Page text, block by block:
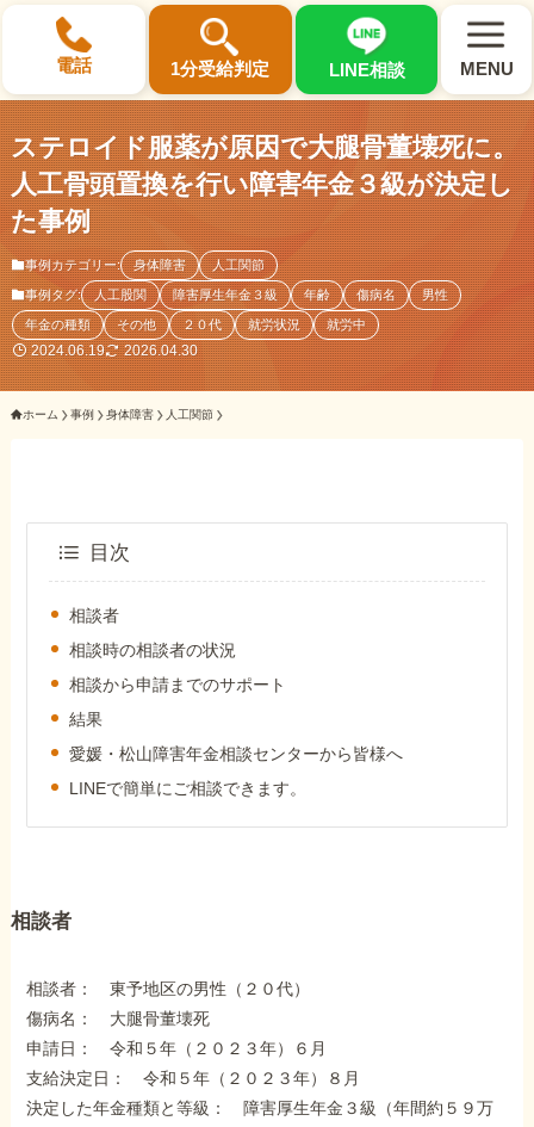
電話 1分受給判定 LINE相談 MENU
×
選ばれる3つの理由
初回相談料0円・受給後報酬型
サポート料金について
県内 No.1 の豊富な知識と経験
ホーム
障害年金の基礎知識
受給事例
Q&A・相談事例
障害年金コラム
ステロイド服薬が原因で大腿骨董壊死に。
人工骨頭置換を行い障害年金３級が決定し
た事例
事例カテゴリー: 身体障害 人工関節
事例タグ: 人工股関 障害厚生年金３級 年齢 傷病名 男性
年金の種類 その他 ２０代 就労状況 就労中
2024.06.19 2026.04.30
ホーム 事例 身体障害 人工関節
目次
相談者
相談時の相談者の状況
相談から申請までのサポート
結果
愛媛・松山障害年金相談センターから皆様へ
LINEで簡単にご相談できます。
相談者
相談者： 東予地区の男性（２０代）
傷病名： 大腿骨董壊死
申請日： 令和５年（２０２３年）６月
支給決定日： 令和５年（２０２３年）８月
決定した年金種類と等級： 障害厚生年金３級（年間約５９万